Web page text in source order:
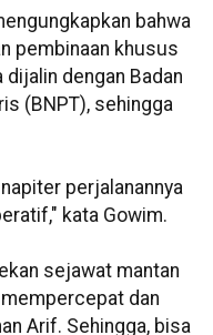
bahwa
pembinaan khusus
dengan Badan
(BNPT), sehingga
perjalanannya
kata Gowim.
sejawat mantan
dan
Arif. Sehingga, bisa